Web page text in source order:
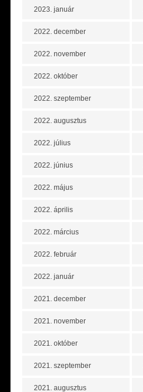
2023. január
2022. december
2022. november
2022. október
2022. szeptember
2022. augusztus
2022. július
2022. június
2022. május
2022. április
2022. március
2022. február
2022. január
2021. december
2021. november
2021. október
2021. szeptember
2021. augusztus